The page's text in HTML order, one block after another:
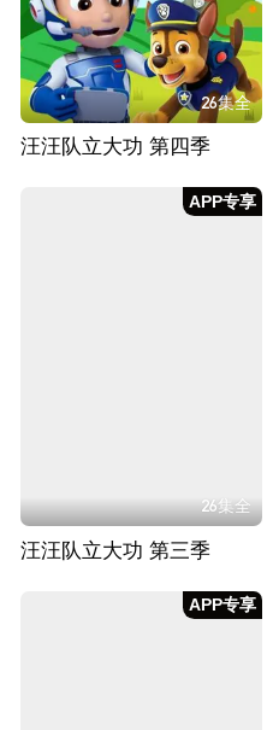
26集全
汪汪队立大功 第四季
APP专享
26集全
汪汪队立大功 第三季
APP专享